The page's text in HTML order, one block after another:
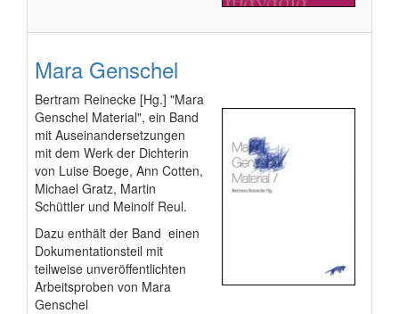
Mara Genschel
Bertram Reinecke [Hg.] "Mara
Genschel Material", ein Band
mit Auseinandersetzungen
mit dem Werk der Dichterin
von Luise Boege, Ann Cotten,
Michael Gratz, Martin
Schüttler und Meinolf Reul.
Dazu enthält der Band einen
Dokumentationsteil mit
teilweise unveröffentlichten
Arbeitsproben von Mara
Genschel